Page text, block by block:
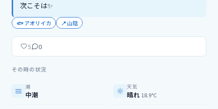
次こそは✨
🐟アオリイカ 📍山陰
5 0
その時の状況
潮
中潮
天気
晴れ 18.9°C